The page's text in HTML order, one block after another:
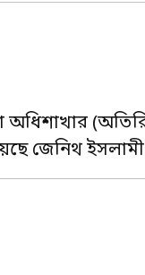
অধিশাখার
জেনিথ ইসলামী